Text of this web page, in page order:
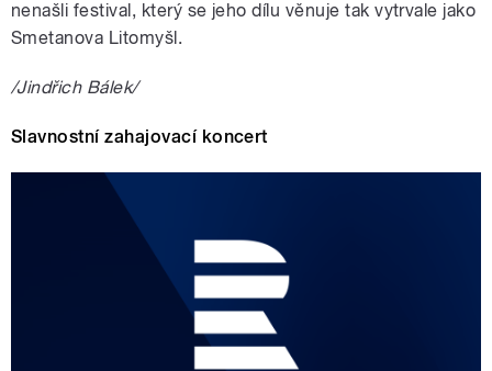
nenašli festival, který se jeho dílu věnuje tak vytrvale jako
Smetanova Litomyšl.
/Jindřich Bálek/
Slavnostní zahajovací koncert